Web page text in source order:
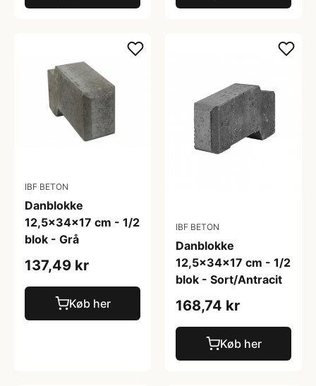
IBF BETON
Danblokke
12,5x34x17 cm - 1/2
blok - Grå
137,49 kr
Køb her
IBF BETON
Danblokke
12,5x34x17 cm - 1/2
blok - Sort/Antracit
168,74 kr
Køb her